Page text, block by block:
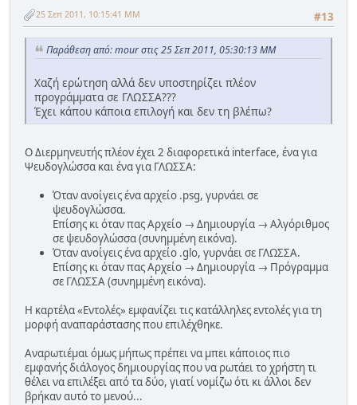
#13
25 Σεπ 2011, 10:15:41 ΜΜ
Παράθεση από: mour στις 25 Σεπ 2011, 05:30:13 ΜΜ
Χαζή ερώτηση αλλά δεν υποστηρίζει πλέον
προγράμματα σε ΓΛΩΣΣΑ???
Έχει κάπου κάποια επιλογή και δεν τη βλέπω?
Ο Διερμηνευτής πλέον έχει 2 διαφορετικά interface, ένα για
Ψευδογλώσσα και ένα για ΓΛΩΣΣΑ:
Όταν ανοίγεις ένα αρχείο .psg, γυρνάει σε
ψευδογλώσσα.
Επίσης κι όταν πας Αρχείο → Δημιουργία → Αλγόριθμος
σε ψευδογλώσσα (συνημμένη εικόνα).
Όταν ανοίγεις ένα αρχείο .glo, γυρνάει σε ΓΛΩΣΣΑ.
Επίσης κι όταν πας Αρχείο → Δημιουργία → Πρόγραμμα
σε ΓΛΩΣΣΑ (συνημμένη εικόνα).
Η καρτέλα «Εντολές» εμφανίζει τις κατάλληλες εντολές για τη
μορφή αναπαράστασης που επιλέχθηκε.
Αναρωτιέμαι όμως μήπως πρέπει να μπει κάποιος πιο
εμφανής διάλογος δημιουργίας που να ρωτάει το χρήστη τι
θέλει να επιλέξει από τα δύο, γιατί νομίζω ότι κι άλλοι δεν
βρήκαν αυτό το μενού...